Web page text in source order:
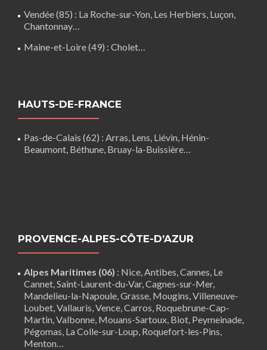
Vendée (85) : La Roche-sur-Yon, Les Herbiers, Luçon,
Chantonnay…
Maine-et-Loire (49) : Cholet…
HAUTS-DE-FRANCE
Pas-de-Calais (62) : Arras, Lens, Liévin, Hénin-
Beaumont, Béthune, Bruay-la-Buissière…
PROVENCE-ALPES-CÔTE-D’AZUR
Alpes Maritimes (06) : Nice,Antibes,Cannes, Le
Cannet,Saint-Laurent-du-Var,Cagnes-sur-Mer,
Mandelieu-la-Napoule,Grasse, Mougins,Villeneuve-
Loubet,Vallauris,Vence,Carros, Roquebrune-Cap-
Martin,Valbonne, Mouans-Sartoux, Biot, Peymeinade,
Pégomas, La Colle-sur-Loup, Roquefort-les-Pins,
Menton…